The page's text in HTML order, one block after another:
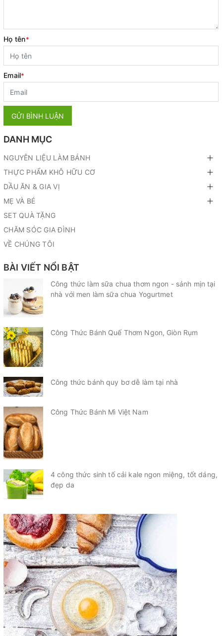
Họ tên*
Email*
GỬI BÌNH LUẬN
DANH MỤC
NGUYÊN LIỆU LÀM BÁNH
THỰC PHẨM KHÔ HỮU CƠ
DẦU ĂN & GIA VỊ
MẸ VÀ BÉ
SET QUÀ TẶNG
CHĂM SÓC GIA ĐÌNH
VỀ CHÚNG TÔI
BÀI VIẾT NỔI BẬT
Công thức làm sữa chua thơm ngon - sánh mịn tại
nhà với men làm sữa chua Yogurtmet
Công Thức Bánh Quế Thơm Ngon, Giòn Rụm
Công thức bánh quy bơ dễ làm tại nhà
Công Thức Bánh Mì Việt Nam
4 công thức sinh tố cải kale ngon miệng, tốt dáng,
đẹp da